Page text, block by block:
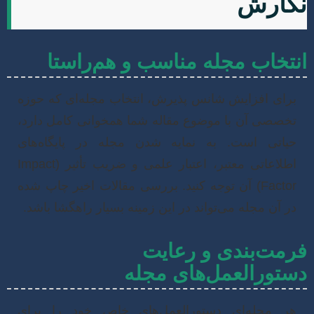
مجله مناسب و هم‌راستا
افزایش شانس پذیرش، انتخاب مجله‌ای که حوزه
آن با موضوع مقاله شما همخوانی کامل دارد،
است. به نمایه شدن مجله در پایگاه‌های
اطلاعاتی معتبر، اعتبار علمی و ضریب تأثیر (Impact
Factor) آن توجه کنید. بررسی مقالات اخیر چاپ شده
آن مجله می‌تواند در این زمینه بسیار راهگشا باشد.
و رعایت
مجله
مجله‌ای دستورالعمل‌های خاص خود را برای